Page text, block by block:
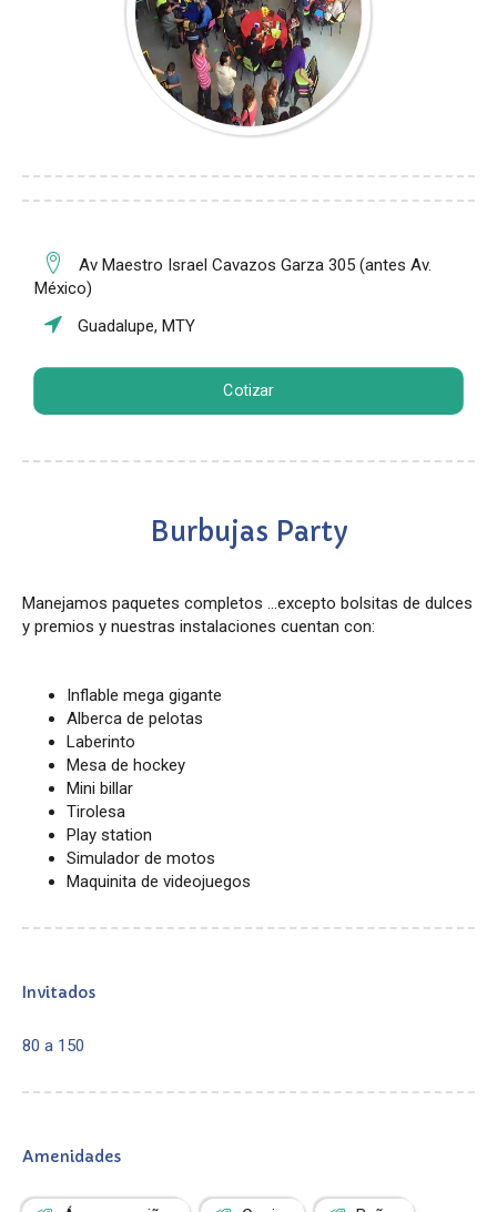
Av Maestro Israel Cavazos Garza 305 (antes Av.
México)
Guadalupe, MTY
Cotizar
Burbujas Party
Manejamos paquetes completos ...excepto bolsitas de dulces
y premios y nuestras instalaciones cuentan con:
Inflable mega gigante
Alberca de pelotas
Laberinto
Mesa de hockey
Mini billar
Tirolesa
Play station
Simulador de motos
Maquinita de videojuegos
Invitados
80 a 150
Amenidades